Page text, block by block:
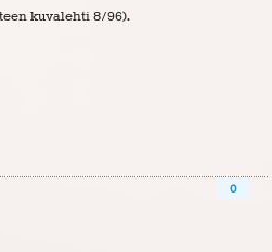
kuvalehti 8/96).
0